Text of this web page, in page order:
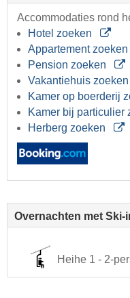
Accommodaties rond
Hotel zoeken
Appartement zoeken
Pension zoeken
Vakantiehuis zoeken
Kamer op boerderij
Kamer bij particulier
Herberg zoeken
Overnachten met Ski-
Heihe 1 - 2-